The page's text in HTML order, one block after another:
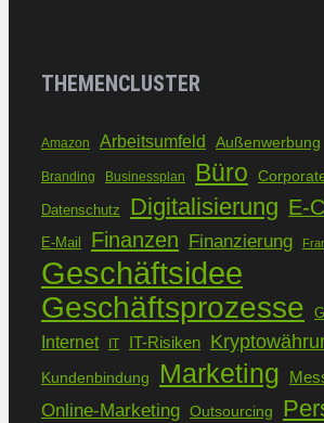
THEMENCLUSTER
Amazon Arbeitsumfeld Außenwerbung
Branding Businessplan Büro
Datenschutz Digitalisierung E-
E-Mail Finanzen Finanzierung
Geschäftsidee
Geschäftsprozesse
Internet IT IT-Risiken
Kundenbindung Marketing
Online-Marketing Outsourcing